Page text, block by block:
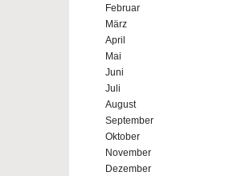
Februar
März
April
Mai
Juni
Juli
August
September
Oktober
November
Dezember